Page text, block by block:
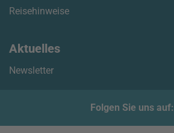
Reisehinweise
Aktuelles
Newsletter
Folgen Sie uns auf: